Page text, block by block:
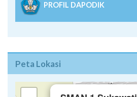
PROFIL DAPODIK
Peta Lokasi